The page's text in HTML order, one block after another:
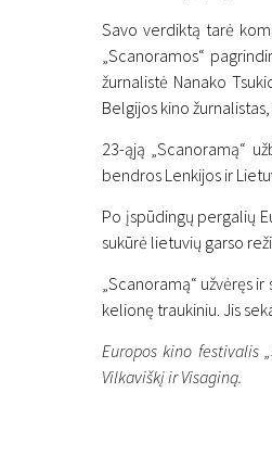
Vilniuje
paaiškėjo
18 lapkričio 2025
Savo verdiktą tarė
„Scanoramos“
žurnalistė Nanako
Belgijos kino
23-ąją „Scanoramą“
bendros Lenkijos ir
Po įspūdingų pergalių
sukūrė lietuvių garso
„Scanoramą“ užvėręs
kelionę traukiniu. Jis
Europos kino festivalis
Vilkaviškį ir Visaginą.